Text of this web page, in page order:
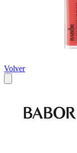
Volver